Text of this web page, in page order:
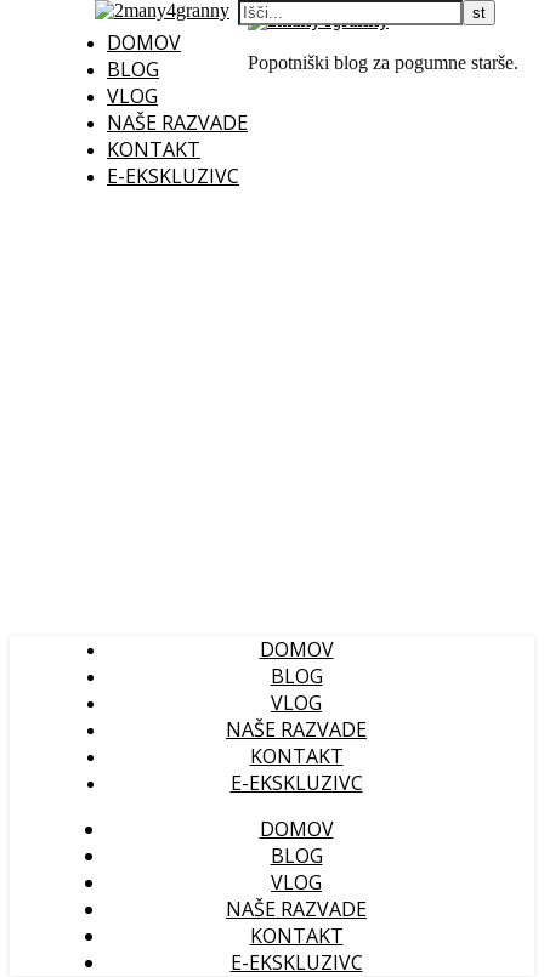
DOMOV
BLOG
VLOG
NAŠE RAZVADE
KONTAKT
E-EKSKLUZIVC
Popotniški blog za pogumne starše.
DOMOV
BLOG
VLOG
NAŠE RAZVADE
KONTAKT
E-EKSKLUZIVC
DOMOV
BLOG
VLOG
NAŠE RAZVADE
KONTAKT
E-EKSKLUZIVC